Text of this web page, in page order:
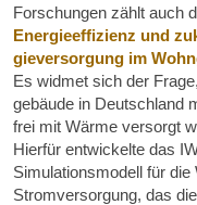
Forschungen zählt auch
Energieeffizienz und
gie­versorgung im
Es widmet sich der
gebäude in Deutschland
frei mit Wärme versorgt
Hierfür entwickelte das
Simulationsmodell für die
Stromversorgung, das